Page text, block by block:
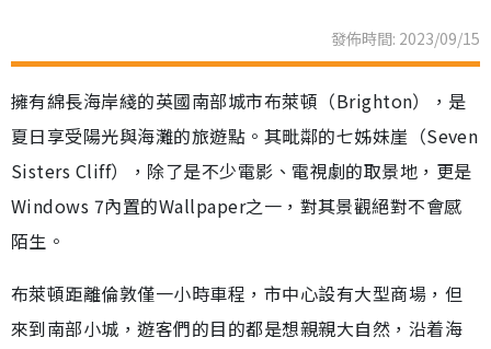
發佈時間: 2023/09/15
擁有綿長海岸綫的英國南部城市布萊頓（Brighton），是
夏日享受陽光與海灘的旅遊點。其毗鄰的七姊妹崖（Seven
Sisters Cliff），除了是不少電影、電視劇的取景地，更是
Windows 7內置的Wallpaper之一，對其景觀絕對不會感
陌生。
布萊頓距離倫敦僅一小時車程，市中心設有大型商場，但
來到南部小城，遊客們的目的都是想親親大自然，沿着海